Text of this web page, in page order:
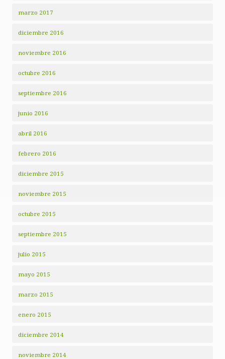
marzo 2017
diciembre 2016
noviembre 2016
octubre 2016
septiembre 2016
junio 2016
abril 2016
febrero 2016
diciembre 2015
noviembre 2015
octubre 2015
septiembre 2015
julio 2015
mayo 2015
marzo 2015
enero 2015
diciembre 2014
noviembre 2014